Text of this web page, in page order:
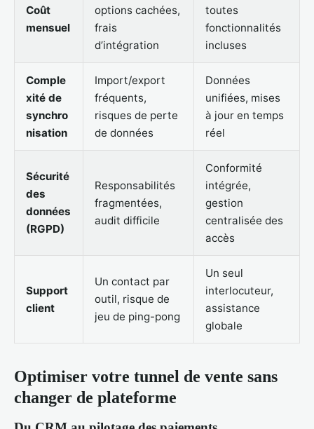
Coût
mensuel
options cachées,
frais
d’intégration
toutes
fonctionnalités
incluses
Comple
xité de
synchro
nisation
Import/export
fréquents,
risques de perte
de données
Données
unifiées, mises
à jour en temps
réel
Sécurité
des
données
(RGPD)
Responsabilités
fragmentées,
audit difficile
Conformité
intégrée,
gestion
centralisée des
accès
Support
client
Un contact par
outil, risque de
jeu de ping-pong
Un seul
interlocuteur,
assistance
globale
Optimiser votre tunnel de vente sans
changer de plateforme